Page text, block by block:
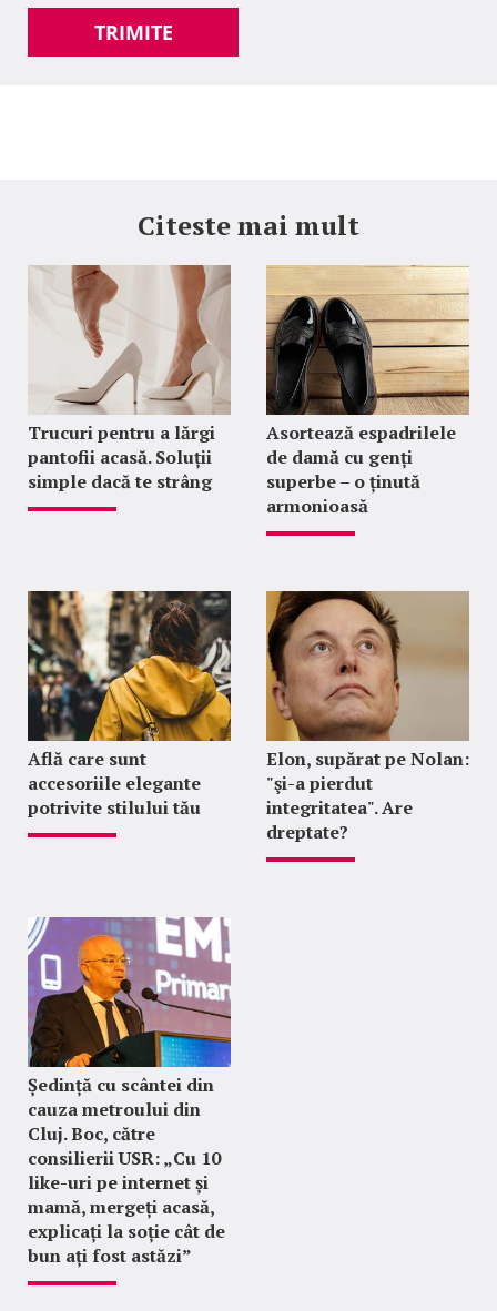
TRIMITE
Citeste mai mult
Trucuri pentru a lărgi
pantofii acasă. Soluții
simple dacă te strâng
Asortează espadrilele
de damă cu genți
superbe – o ținută
armonioasă
Află care sunt
accesoriile elegante
potrivite stilului tău
Elon, supărat pe Nolan:
"şi-a pierdut
integritatea". Are
dreptate?
Ședință cu scântei din
cauza metroului din
Cluj. Boc, către
consilierii USR: „Cu 10
like-uri pe internet și
mamă, mergeți acasă,
explicați la soție cât de
bun ați fost astăzi”